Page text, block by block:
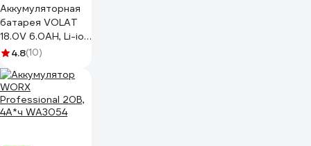
Аккумуляторная
батарея VOLAT
18.0V 6.0AH, Li-ion,
BOS-GBA180 VT-
18.0V6.0AH
4.8(10)